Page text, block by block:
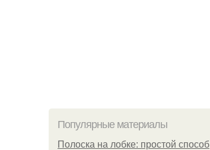
Популярные материалы
Полоска на лобке: простой способ